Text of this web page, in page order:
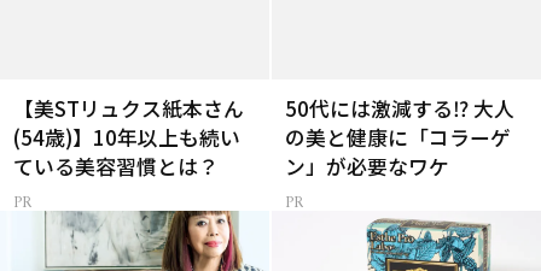
【美STリュクス紙本さん
(54歳)】10年以上も続い
ている美容習慣とは？
50代には激減する⁉ 大人
の美と健康に「コラーゲ
ン」が必要なワケ